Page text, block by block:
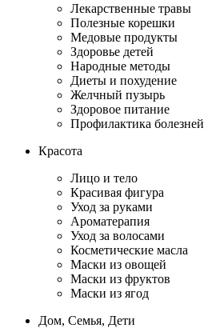
Лекарственные травы
Полезные корешки
Медовые продукты
Здоровье детей
Народные методы
Диеты и похудение
Желчный пузырь
Здоровое питание
Профилактика болезней
Красота
Лицо и тело
Красивая фигура
Уход за руками
Ароматерапия
Уход за волосами
Косметические масла
Маски из овощей
Маски из фруктов
Маски из ягод
Дом, Семья, Дети